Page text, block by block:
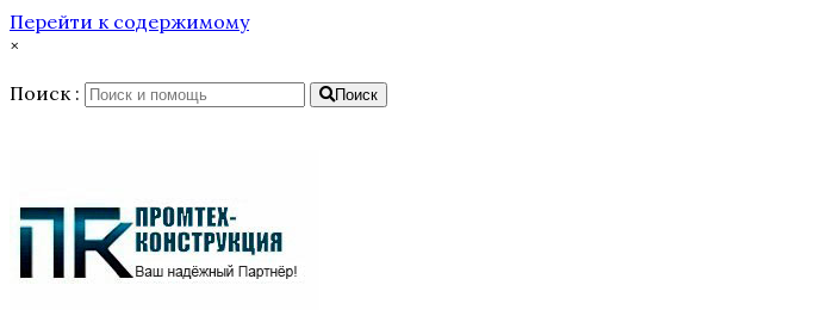
Перейти к содержимому
×
Поиск :
Поиск